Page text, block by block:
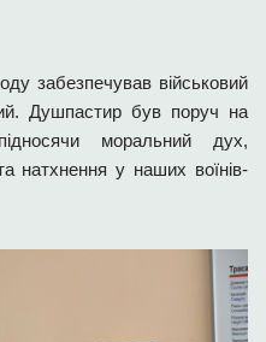
забезпечував військовий
Душпастир був поруч на
моральний дух,
натхнення у наших воїнів-